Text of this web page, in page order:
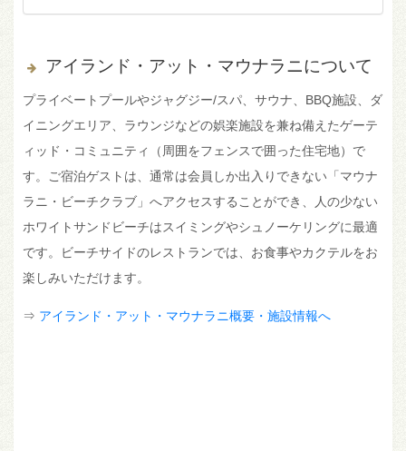
アイランド・アット・マウナラニについて
プライベートプールやジャグジー/スパ、サウナ、BBQ施設、ダ
イニングエリア、ラウンジなどの娯楽施設を兼ね備えたゲーテ
ィッド・コミュニティ（周囲をフェンスで囲った住宅地）で
す。ご宿泊ゲストは、通常は会員しか出入りできない「マウナ
ラニ・ビーチクラブ」へアクセスすることができ、人の少ない
ホワイトサンドビーチはスイミングやシュノーケリングに最適
です。ビーチサイドのレストランでは、お食事やカクテルをお
楽しみいただけます。
⇒ アイランド・アット・マウナラニ概要・施設情報へ